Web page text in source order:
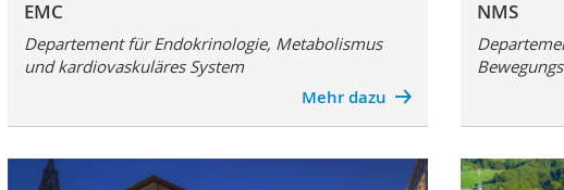
EMC
Departement für Endokrinologie, Metabolismus
und kardiovaskuläres System
Mehr dazu
NMS